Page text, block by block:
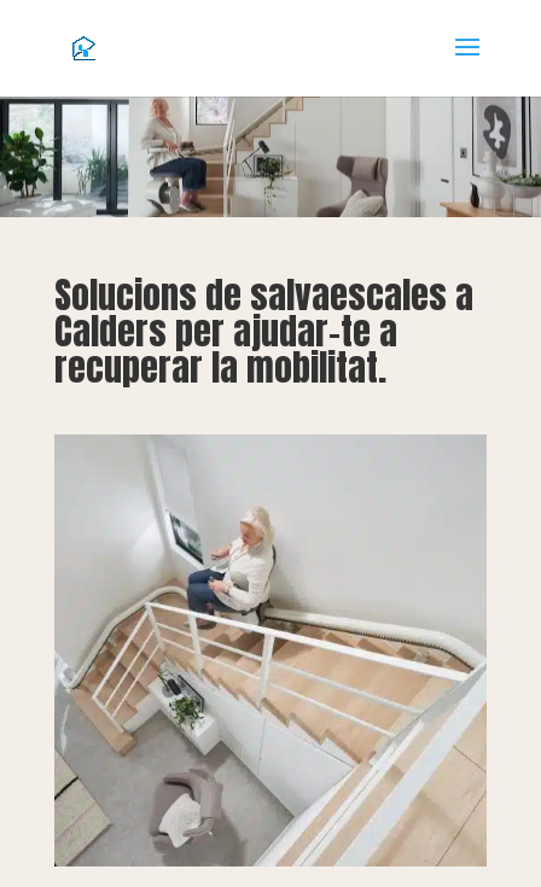
Solucions de salvaescales a
Calders per ajudar-te a
recuperar la mobilitat.